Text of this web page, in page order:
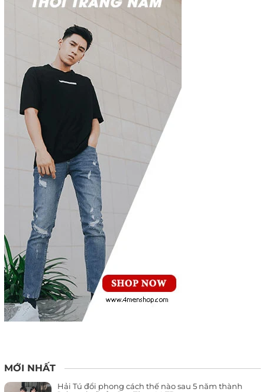
MỚI NHẤT
Hải Tú đổi phong cách thế nào sau 5 năm thành